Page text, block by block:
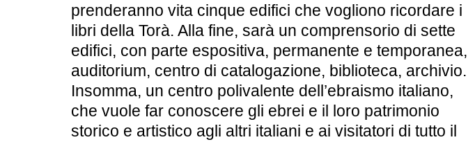
prenderanno vita cinque edifici che vogliono ricordare i
libri della Torà. Alla fine, sarà un comprensorio di sette
edifici, con parte espositiva, permanente e temporanea,
auditorium, centro di catalogazione, biblioteca, archivio.
Insomma, un centro polivalente dell’ebraismo italiano,
che vuole far conoscere gli ebrei e il loro patrimonio
storico e artistico agli altri italiani e ai visitatori di tutto il